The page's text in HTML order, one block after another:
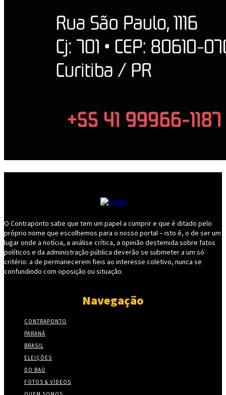
O Contraponto sabe que tem um papel a cumprir e que é ditado pelo
próprio nome que escolhemos para o nosso portal – isto é, o de ser um
lugar onde a notícia, a análise crítica, a opinião destemida sobre fatos
políticos e da administração pública deverão se submeter a um só
critério: a de permanecerem fieis ao interesse coletivo, nunca se
confundindo com oposição ou situação.
Navegação
CONTRAPONTO
PARANÁ
BRASIL
ELEIÇÕES
DO BAÚ
FOTOS & VÍDEOS